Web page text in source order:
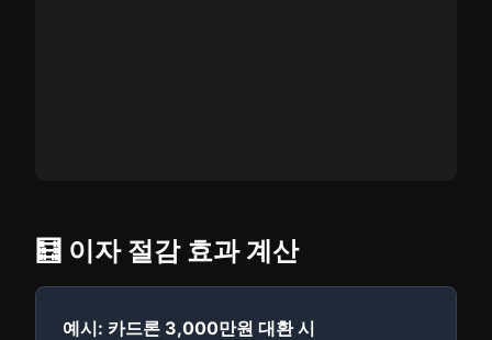
🧮 이자 절감 효과 계산
예시: 카드론 3,000만원 대환 시